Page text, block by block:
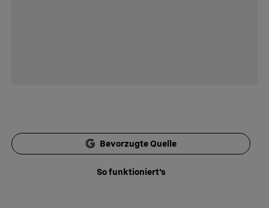
Bevorzugte Quelle
So funktioniert's